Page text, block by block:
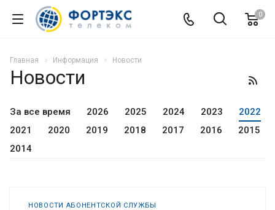
0
Главная Информация Новости
Новости
За все время 2026 2025 2024 2023
2022
2021
2020 2019 2018 2017 2016
2015
2014
НОВОСТИ АБОНЕНТСКОЙ СЛУЖБЫ